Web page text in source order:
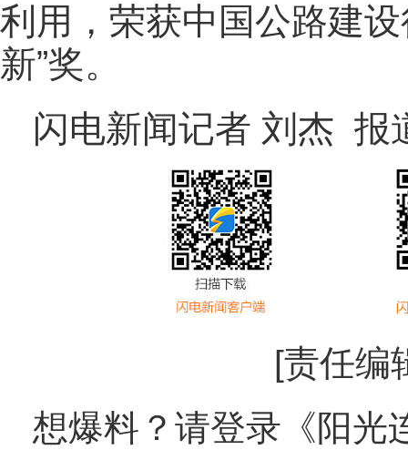
利用，荣获中国公路建
新”奖。
闪电新闻记者 刘杰 报
[责任编
想爆料？请登录《阳光